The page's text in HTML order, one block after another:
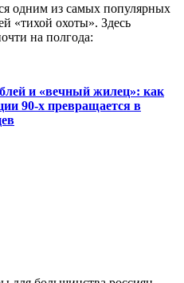
одним из самых популярных
«тихой охоты». Здесь
на полгода:
и «вечный жилец»: как
90-х превращается в